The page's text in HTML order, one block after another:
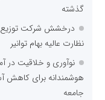
گذشته
درخشش شرکت توزیع
نظارت عالیه بهام توانیر
نوآوری و خلاقیت در
هوشمندانه برای کاهش
جامعه